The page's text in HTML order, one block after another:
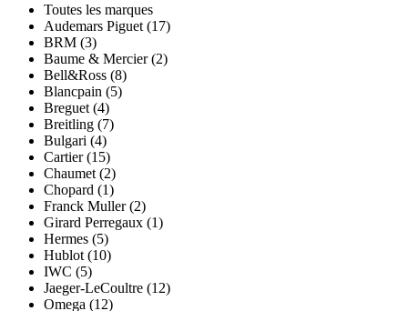
Toutes les marques
Audemars Piguet (17)
BRM (3)
Baume & Mercier (2)
Bell&Ross (8)
Blancpain (5)
Breguet (4)
Breitling (7)
Bulgari (4)
Cartier (15)
Chaumet (2)
Chopard (1)
Franck Muller (2)
Girard Perregaux (1)
Hermes (5)
Hublot (10)
IWC (5)
Jaeger-LeCoultre (12)
Omega (12)